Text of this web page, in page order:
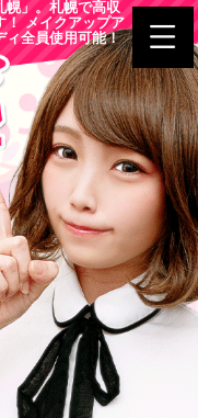
幌」。札幌で高収
！ メイクアップア
ィ全員使用可能！